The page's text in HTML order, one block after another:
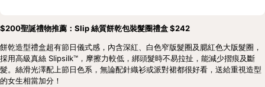
$200聖誕禮物推薦：Slip 絲質餅乾包裝髮圈禮盒 $242
餅乾造型禮盒超有節日儀式感，內含深紅、白色窄版髮圈及腮紅色大版髮圈，
採用高級真絲 Slipsilk™，摩擦力較低，綁頭髮時不易拉扯，能減少摺痕及斷
髮。絲滑光澤配上節日色系，無論配針織衫或派對裙都很好看，送給重視造型
的女生相當加分！